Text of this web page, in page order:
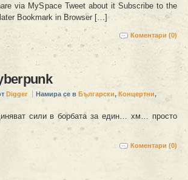
via MySpace Tweet about it Subscribe to the
Bookmark in Browser […]
Коментари (0)
Digger Намира се в Български, Концертни,
сили в борбата за един… хм… просто
Коментари (0)